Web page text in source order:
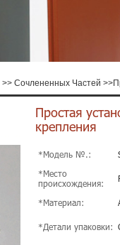
>> Сочлененных Частей >>
Простая
крепления
*Модель №.:
*Место
происхождения:
*Материал:
*Детали упаковки: